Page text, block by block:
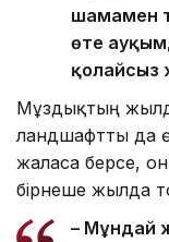
шамамен
өте
қолайсыз
Мұздықтың
ландшафтты да
жалғаса берсе,
бірнеше жылда
– Мұндай